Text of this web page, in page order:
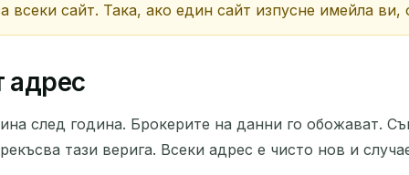
Чакаме за входящи имейли...
всеки сайт. Така, ако един сайт изпусне имейла ви,
адрес
след година. Брокерите на данни го обожават.
тази верига. Всеки адрес е чисто нов и